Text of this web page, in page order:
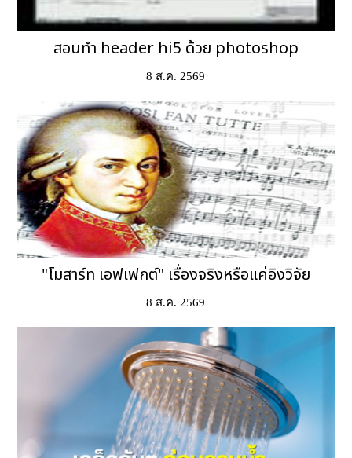
สอนทำ header hi5 ด้วย photoshop
8 ส.ค. 2569
"โมสาร์ท เอฟเฟกต์" เรื่องจริงหรือแค่อิงวิจัย
8 ส.ค. 2569